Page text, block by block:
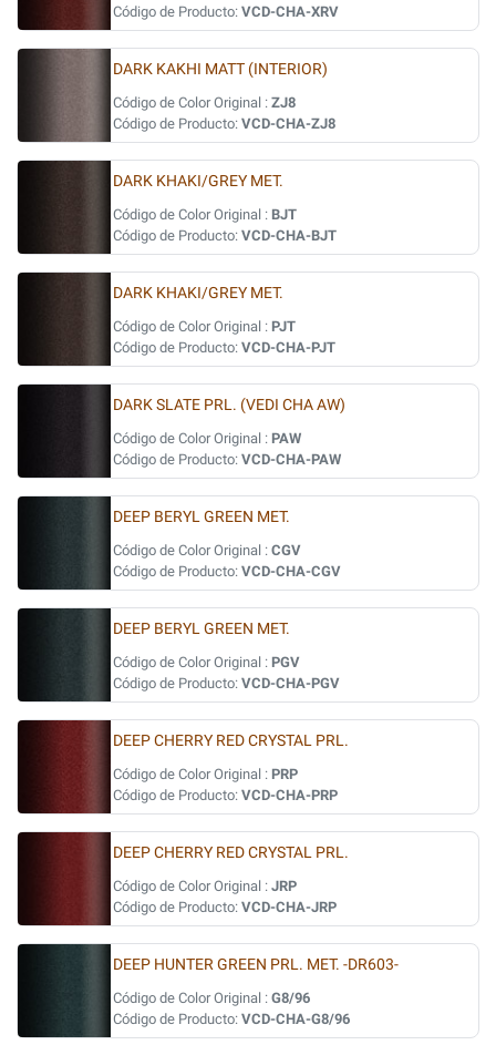
Código de Producto: VCD-CHA-XRV
DARK KAKHI MATT (INTERIOR)
Código de Color Original : ZJ8
Código de Producto: VCD-CHA-ZJ8
DARK KHAKI/GREY MET.
Código de Color Original : BJT
Código de Producto: VCD-CHA-BJT
DARK KHAKI/GREY MET.
Código de Color Original : PJT
Código de Producto: VCD-CHA-PJT
DARK SLATE PRL. (VEDI CHA AW)
Código de Color Original : PAW
Código de Producto: VCD-CHA-PAW
DEEP BERYL GREEN MET.
Código de Color Original : CGV
Código de Producto: VCD-CHA-CGV
DEEP BERYL GREEN MET.
Código de Color Original : PGV
Código de Producto: VCD-CHA-PGV
DEEP CHERRY RED CRYSTAL PRL.
Código de Color Original : PRP
Código de Producto: VCD-CHA-PRP
DEEP CHERRY RED CRYSTAL PRL.
Código de Color Original : JRP
Código de Producto: VCD-CHA-JRP
DEEP HUNTER GREEN PRL. MET. -DR603-
Código de Color Original : G8/96
Código de Producto: VCD-CHA-G8/96